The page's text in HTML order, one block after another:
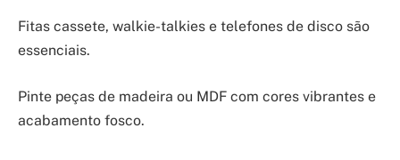
Fitas cassete, walkie-talkies e telefones de disco são
essenciais.
Pinte peças de madeira ou MDF com cores vibrantes e
acabamento fosco.